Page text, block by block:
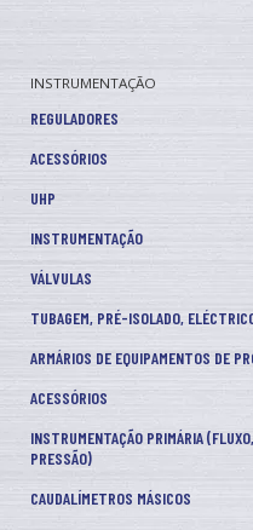
INSTRUMENTAÇÃO
REGULADORES
ACESSÓRIOS
UHP
INSTRUMENTAÇÃO
VÁLVULAS
TUBAGEM, PRÉ-ISOLADO,
ARMÁRIOS DE EQUIPAMENTOS DE
ACESSÓRIOS
INSTRUMENTAÇÃO PRIMÁRIA
PRESSÃO)
CAUDALÍMETROS MÁSICOS